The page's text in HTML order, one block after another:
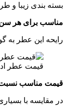
بسته‌ بندی زیبا و
مناسب برای هر
رایحه این عطر به
قیمت عطر
قیمت مناسب نسبت
در مقایسه با